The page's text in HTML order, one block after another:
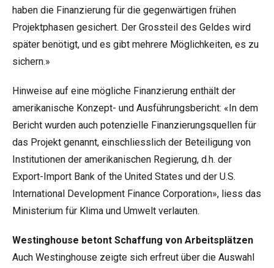
haben die Finanzierung für die gegenwärtigen frühen
Projektphasen gesichert. Der Grossteil des Geldes wird
später benötigt, und es gibt mehrere Möglichkeiten, es zu
sichern.»
Hinweise auf eine mögliche Finanzierung enthält der
amerikanische Konzept- und Ausführungsbericht: «In dem
Bericht wurden auch potenzielle Finanzierungsquellen für
das Projekt genannt, einschliesslich der Beteiligung von
Institutionen der amerikanischen Regierung, d.h. der
Export-Import Bank of the United States und der U.S.
International Development Finance Corporation», liess das
Ministerium für Klima und Umwelt verlauten.
Westinghouse betont Schaffung von Arbeitsplätzen
Auch Westinghouse zeigte sich erfreut über die Auswahl